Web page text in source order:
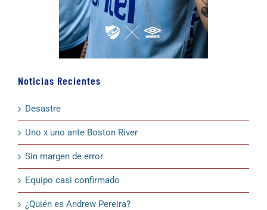
Noticias Recientes
Desastre
Uno x uno ante Boston River
Sin margen de error
Equipo casi confirmado
¿Quién es Andrew Pereira?